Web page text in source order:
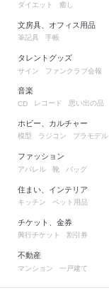
ダイエット 癒し
文房具、オフィス用品
筆記具 手帳
タレントグッズ
サイン ファンクラブ会報
音楽
CD レコード 思い出の品
ホビー、カルチャー
模型 ラジコン プラモデル
ファッション
アパレル 靴 バッグ
住まい、インテリア
キッチン ペット用品
チケット、金券
興行チケット 割引券
不動産
マンション 一戸建て